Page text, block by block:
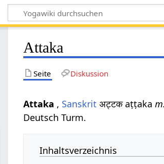
Attaka
Seite Diskussion
Attaka , Sanskrit अट्टक aṭṭakam.
Deutsch Turm.
Inhaltsverzeichnis